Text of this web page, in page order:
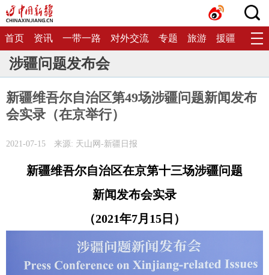
首页 资讯 一带一路 对外交流 专题 旅游 援疆 生态
涉疆问题发布会
新疆维吾尔自治区第49场涉疆问题新闻发布
会实录（在京举行）
2021-07-15 来源: 天山网-新疆日报
新疆维吾尔自治区在京第十三场涉疆问题
新闻发布会实录
（2021年7月15日）